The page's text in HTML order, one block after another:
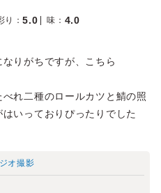
り ：5.0 味 ： 4.0
りがちですが、こちら
れ二種のロールカツと鯖の照
いっておりぴったりでした
オ撮影